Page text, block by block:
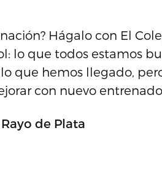
Hágalo con El
lo que todos estamos
que hemos llegado,
con nuevo
de Plata